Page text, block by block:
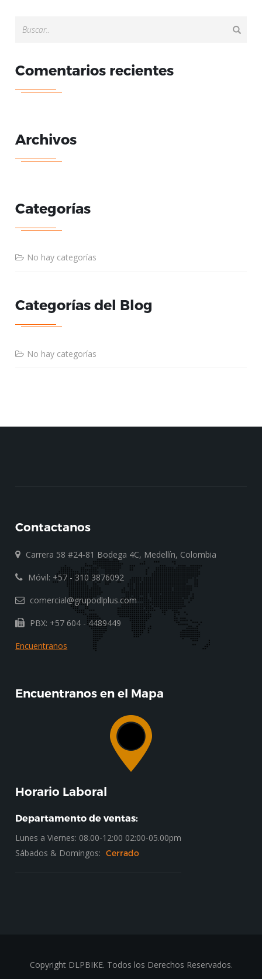
Comentarios recientes
Archivos
Categorías
No hay categorías
Categorías del Blog
No hay categorías
Contactanos
Carrera 58 #24-81 Bodega 4C, Medellín, Colombia
Móvil: +57 - 310 3876092
comercial@grupodlplus.com
PBX: +57 604 - 4489449
Encuentranos
Encuentranos en el Mapa
Horario Laboral
Departamento de ventas:
Lunes a Viernes: 08.00-12:00 02:00-05.00pm
Sábados & Domingos:
Cerrado
Copyright DLPBIKE. Todos los Derechos Reservados.